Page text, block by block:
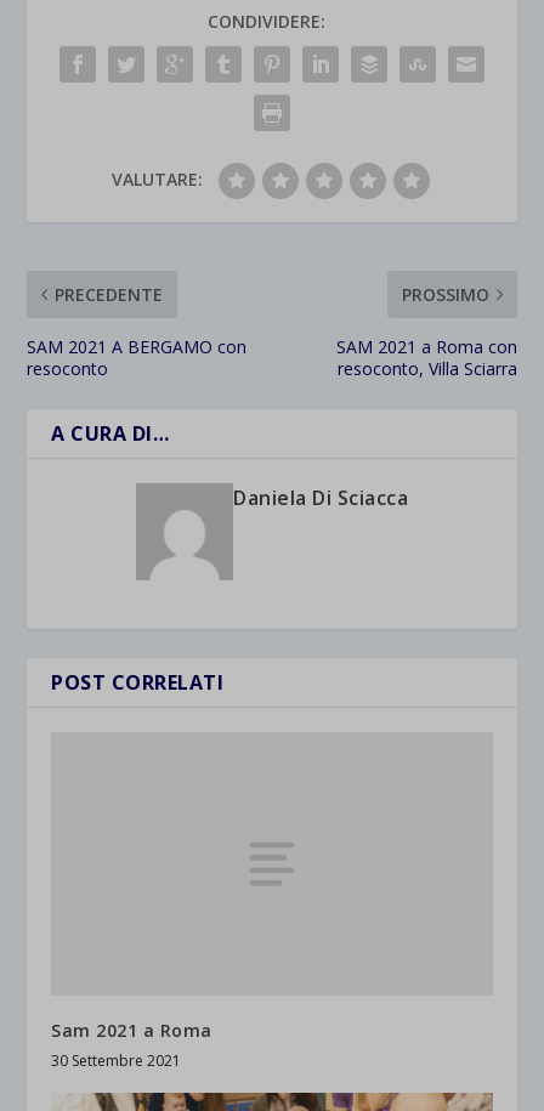
CONDIVIDERE:
VALUTARE:
PRECEDENTE
SAM 2021 A BERGAMO con
resoconto
PROSSIMO
SAM 2021 a Roma con
resoconto, Villa Sciarra
A CURA DI…
Daniela Di Sciacca
POST CORRELATI
Sam 2021 a Roma
30 Settembre 2021